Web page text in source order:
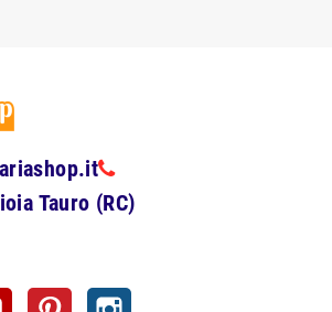
Tauro (RC)
YouTube Pinterest